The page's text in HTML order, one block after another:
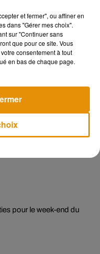
pour le week-end du
et fermer", ou affiner en
dans "Gérer mes choix".
sur "Continuer sans
que pour ce site. Vous
consentement à tout
en bas de chaque page.